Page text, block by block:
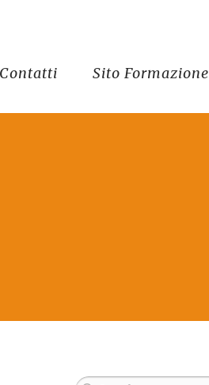
Contatti Sito Formazione